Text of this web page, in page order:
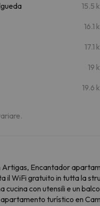
15.5
16.1
17.1
19
19.6
Encantador
il WiFi gratuito in tutta la
cucina con utensili e un
turístico en